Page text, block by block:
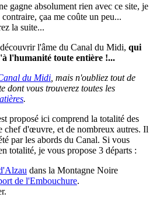
gagne absolument rien avec ce site, je
çaa me coûte un peu...
la suite...
l'âme du Canal du Midi, qui
l'humanité toute entière !...
du Midi , mais n'oubliez tout de
dont vous trouverez toutes les
.
proposé ici comprend la totalité des
chef d'œuvre, et de nombreux autres. Il
par les abords du Canal. Si vous
totalité, je vous propose 3 départs :
dans la Montagne Noire
de l'Embouchure.